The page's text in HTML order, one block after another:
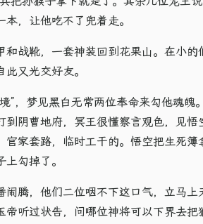
，让他吃不了兜着走。
和战靴，一套神装回到花果山。在小
又光交好友。
”，梦见黑白无常两位奉命来勾他魂
到阴曹地府，冥王很懂察言观色，见
官家套路，临时工干的。悟空把生死
勾掉了。
腾，他们二位咽不下这口气，立马上
帝听过状告，问哪位神将可以下界去